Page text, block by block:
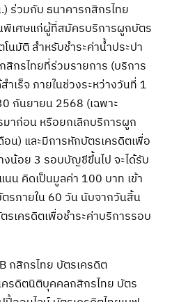
ร่วมกับ ธนาคารกสิกรไทย
พิเศษแก่ผู้ที่สมัครบริการผูกบัตร
นมัติ สำหรับชำระค่าน้ำประปา
กรไทยที่ร่วมรายการ (บริการ
ำเร็จ ภายในช่วงระหว่างวันที่ 1
กันยายน 2568 (เฉพาะ
มาก่อน หรือยกเลิกบริการผูก
น) และมีการหักบัตรเครดิตเพื่อ
งน้อย 3 รอบบัญชีขึ้นไป จะได้รับ
น คิดเป็นมูลค่า 100 บาท เข้า
ภายใน 60 วัน นับจากวันสิ้น
เครดิตเพื่อชำระค่าบริการรอบ
กสิกรไทย บัตรเครดิต
รดิตนิติบุคคลกสิกรไทย บัตร